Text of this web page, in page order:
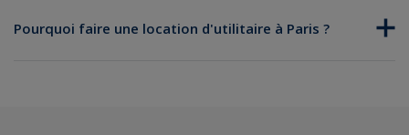
Pourquoi faire une location d'utilitaire à Paris ?